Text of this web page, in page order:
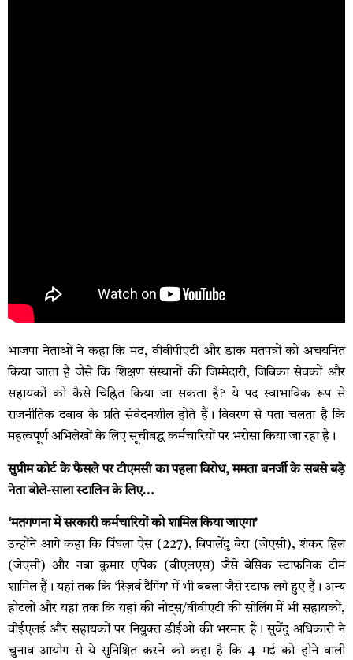
भाजपा नेताओं ने कहा कि मठ, वीवीपीएटी और डाक मतपत्रों को अचयनित
किया जाता है जैसे कि शिक्षण संस्थानों की जिम्मेदारी, जिबिका सेवकों और
सहायकों को कैसे चिह्नित किया जा सकता है? ये पद स्वाभाविक रूप से
राजनीतिक दबाव के प्रति संवेदनशील होते हैं। विवरण से पता चलता है कि
महत्वपूर्ण अभिलेखों के लिए सूचीबद्ध कर्मचारियों पर भरोसा किया जा रहा है।
सुप्रीम कोर्ट के फैसले पर टीएमसी का पहला विरोध, ममता बनर्जी के सबसे बड़े
नेता बोले-साला स्टालिन के लिए…
‘मतगणना में सरकारी कर्मचारियों को शामिल किया जाएगा’
उन्होंने आगे कहा कि पिंघला ऐस (227), बिपालेंदु बेरा (जेएसी), शंकर हिल
(जेएसी) और नबा कुमार एपिक (बीएलएस) जैसे बेसिक स्टाफ़निक टीम
शामिल हैं। यहां तक ​​कि ‘रिज़र्व टैगिंग’ में भी बबला जैसे स्टाफ लगे हुए हैं। अन्य
होटलों और यहां तक ​​कि यहां की नोट्स/वीवीएटी की सीलिंग में भी सहायकों,
वीईएलई और सहायकों पर नियुक्त डीईओ की भरमार है। सुवेंदु अधिकारी ने
चुनाव आयोग से ये सुनिश्चित करने को कहा है कि 4 मई को होने वाली